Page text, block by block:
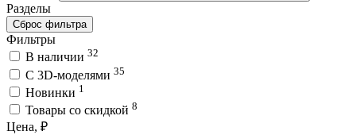
Разделы
Сброс фильтра
Фильтры
В наличии 32
C 3D-моделями 35
Новинки 1
Товары со скидкой 8
Цена, ₽